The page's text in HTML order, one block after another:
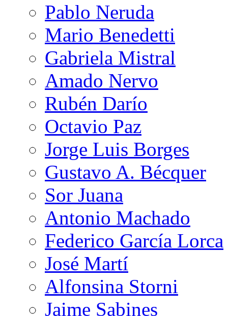
Pablo Neruda
Mario Benedetti
Gabriela Mistral
Amado Nervo
Rubén Darío
Octavio Paz
Jorge Luis Borges
Gustavo A. Bécquer
Sor Juana
Antonio Machado
Federico García Lorca
José Martí
Alfonsina Storni
Jaime Sabines